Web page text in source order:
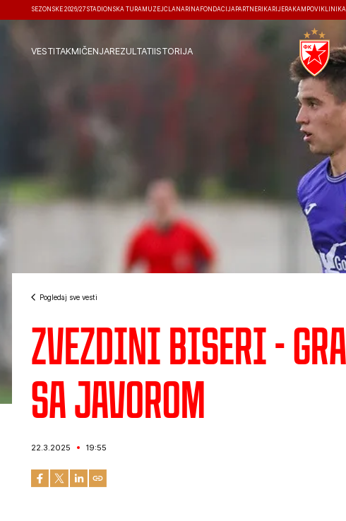
SEZONSKE 2026/27 STADIONSKA TURA MUZEJČLANARINA FONDACIJA PARTNERI KARIJERA KAMPOVI KLINIKA
VESTITAKMIČENJAREZULTATIISTORIJA
Pogledaj sve vesti
Zvezdini biseri -
sa Javorom
22.3.2025 19:55